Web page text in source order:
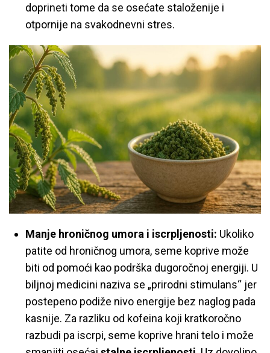
doprineti tome da se osećate staloženije i
otpornije na svakodnevni stres.
Manje hroničnog umora i iscrpljenosti: Ukoliko
patite od hroničnog umora, seme koprive može
biti od pomoći kao podrška dugoročnoj energiji. U
biljnoj medicini naziva se „prirodni stimulans“ jer
postepeno podiže nivo energije bez naglog pada
kasnije. Za razliku od kofeina koji kratkoročno
razbudi pa iscrpi, seme koprive hrani telo i može